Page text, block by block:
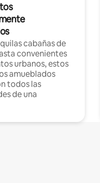
cabañas de
convenientes
urbanos, estos
amueblados
todos las
de una